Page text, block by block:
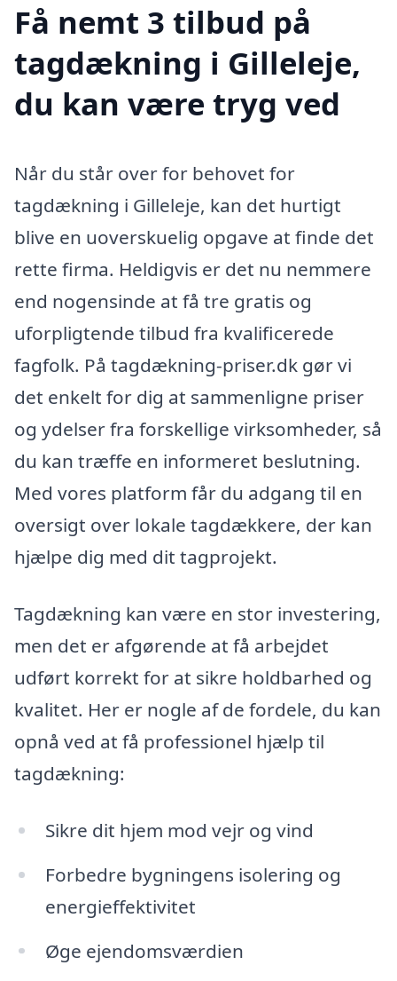
Få nemt 3 tilbud på
tagdækning i Gilleleje,
du kan være tryg ved
Når du står over for behovet for
tagdækning i Gilleleje, kan det hurtigt
blive en uoverskuelig opgave at finde det
rette firma. Heldigvis er det nu nemmere
end nogensinde at få tre gratis og
uforpligtende tilbud fra kvalificerede
fagfolk. På tagdækning-priser.dk gør vi
det enkelt for dig at sammenligne priser
og ydelser fra forskellige virksomheder, så
du kan træffe en informeret beslutning.
Med vores platform får du adgang til en
oversigt over lokale tagdækkere, der kan
hjælpe dig med dit tagprojekt.
Tagdækning kan være en stor investering,
men det er afgørende at få arbejdet
udført korrekt for at sikre holdbarhed og
kvalitet. Her er nogle af de fordele, du kan
opnå ved at få professionel hjælp til
tagdækning:
Sikre dit hjem mod vejr og vind
Forbedre bygningens isolering og
energieffektivitet
Øge ejendomsværdien